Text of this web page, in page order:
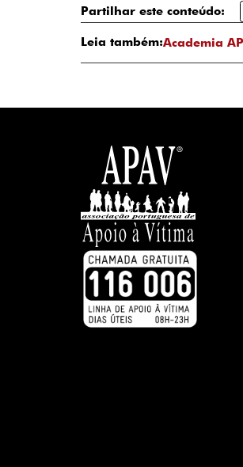
Partilhar este conteúdo:
Leia também:Academia